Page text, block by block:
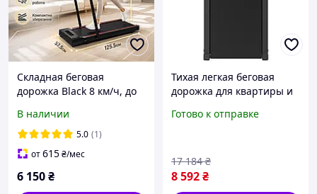
Складная беговая
дорожка Black 8 км/ч, до
двигатель 3.0 (18кг)
В наличии
5.0 (1)
от615₴/мес
6 150₴
Тихая легкая беговая
дорожка для квартиры и
Складной электрический
Готово к отправке
8 592₴
17 184 ₴